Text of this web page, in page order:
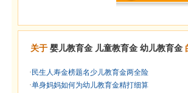
关于 婴儿教育金 儿童教育金 幼儿教育金
· 民生人寿金榜题名少儿教育金两全险
·单身妈妈如何为幼儿教育金精打细算